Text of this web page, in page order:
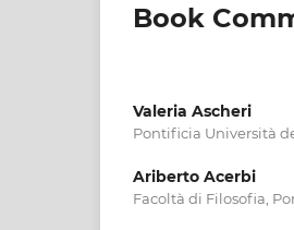
Book
Valeria Ascheri
Pontificia Università
Ariberto Acerbi
Facoltà di Filosofia,